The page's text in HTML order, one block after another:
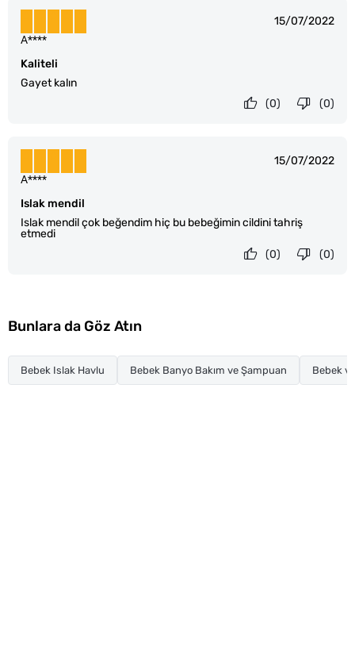
15/07/2022
Kaliteli
Gayet kalın
A****
(0)
(0)
15/07/2022
Islak mendil
Islak mendil çok beğendim hiç bu bebeğimin cildini tahriş
etmedi
A****
(0)
(0)
Bunlara da Göz Atın
Bebek Islak Havlu Bebek Banyo Bakım ve Şampuan Bebek